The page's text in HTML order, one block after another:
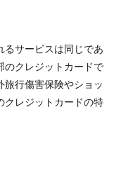
るサービスは同じであ
のクレジットカードで
旅行傷害保険やショッ
クレジットカードの特